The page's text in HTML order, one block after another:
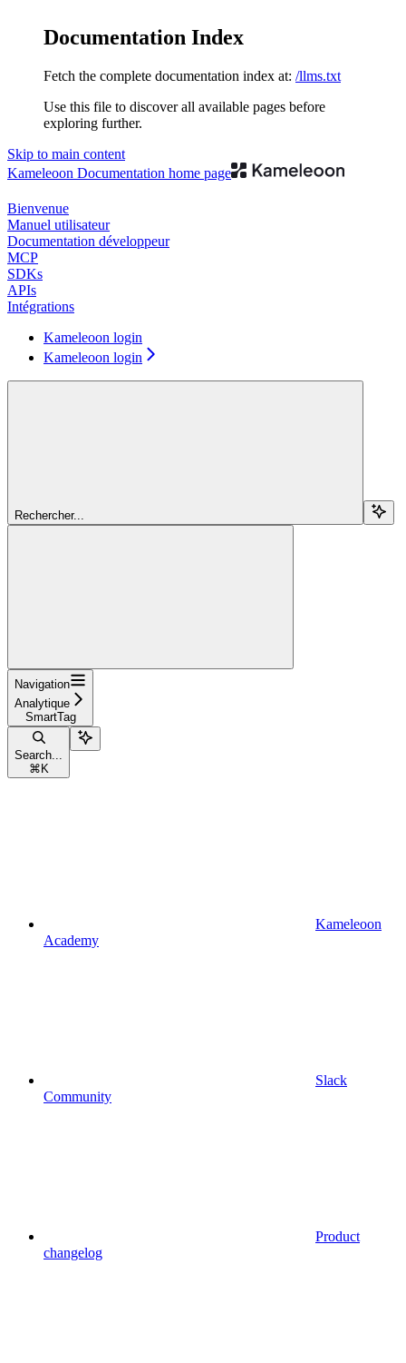
Documentation Index
Fetch the complete documentation index at: /llms.txt
Use this file to discover all available pages before
exploring further.
Skip to main content
Kameleoon Documentation home page
Bienvenue
Manuel utilisateur
Documentation développeur
MCP
SDKs
APIs
Intégrations
Kameleoon login
Kameleoon login
Rechercher...
Navigation
Analytique
SmartTag
Search...
⌘ K
Kameleoon
Academy
Slack
Community
Product
changelog